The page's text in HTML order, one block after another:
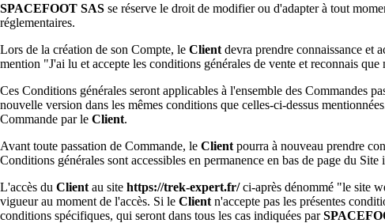
SPACEFOOT SAS se réserve le droit de modifier ou d'adapter à tout
réglementaires.
Lors de la création de son Compte, le Client devra prendre connaissance et
mention "J'ai lu et accepte les conditions générales de vente et reconnais
Ces Conditions générales seront applicables à l'ensemble des Commandes
nouvelle version dans les mêmes conditions que celles-ci-dessus
Commande par le Client.
Avant toute passation de Commande, le Client pourra à nouveau prendre
Conditions générales sont accessibles en permanence en bas de page du Site
L'accès du Client au site https://trek-expert.fr/ci-après dénommé "le site
vigueur au moment de l'accès. Si le Client n'accepte pas les présentes
conditions spécifiques, qui seront dans tous les cas indiquées par